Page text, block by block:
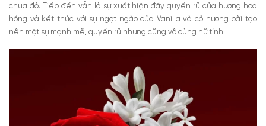
chua đỏ. Tiếp đến vẫn là sự xuất hiện đầy quyến rũ của hương hoa
hồng và kết thúc với sự ngọt ngào của Vanilla và cỏ hương bài tạo
nên một sự mạnh mẽ, quyến rũ nhưng cũng vô cùng nữ tính.